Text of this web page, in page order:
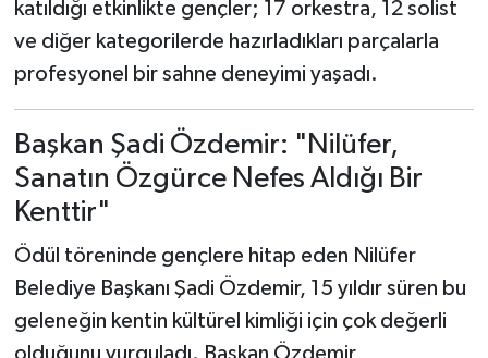
katıldığı etkinlikte gençler; 17 orkestra, 12 solist
ve diğer kategorilerde hazırladıkları parçalarla
profesyonel bir sahne deneyimi yaşadı.
Başkan Şadi Özdemir: "Nilüfer,
Sanatın Özgürce Nefes Aldığı Bir
Kenttir"
Ödül töreninde gençlere hitap eden Nilüfer
Belediye Başkanı Şadi Özdemir, 15 yıldır süren bu
geleneğin kentin kültürel kimliği için çok değerli
olduğunu vurguladı. Başkan Özdemir